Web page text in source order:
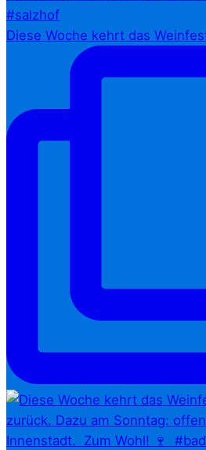
Diese Woche kehrt das